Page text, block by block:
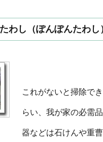
わし（ぽんぽんたわし
これがないと掃除で
らい、我が家の必需
器などは石けんや重